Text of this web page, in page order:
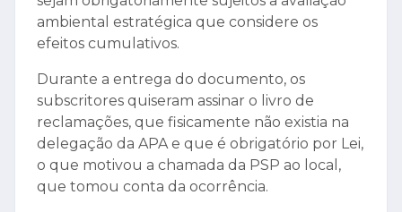
ambiental estratégica que considere os
efeitos cumulativos.
Durante a entrega do documento, os
subscritores quiseram assinar o livro de
reclamações, que fisicamente não existia na
delegação da APA e que é obrigatório por Lei,
o que motivou a chamada da PSP ao local,
que tomou conta da ocorrência.